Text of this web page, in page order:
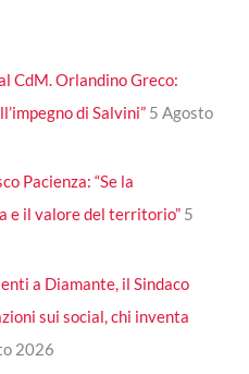
CdM. Orlandino Greco:
di Salvini” 5 Agosto
Pacienza: “Se la
e il valore del territorio” 5
a Diamante, il Sindaco
sui social, chi inventa
2026